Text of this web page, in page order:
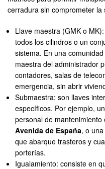
cerradura sin comprometer la
Llave maestra (GMK o
todos los cilindros o un
sistema. En una
maestra del administrador
contadores, salas de
emergencia, sin abrir
Submaestra: son llaves
específicos. Por ejemplo,
personal de
Avenida de España, o
que abarque trasteros y
porterías.
Igualamiento: consiste en